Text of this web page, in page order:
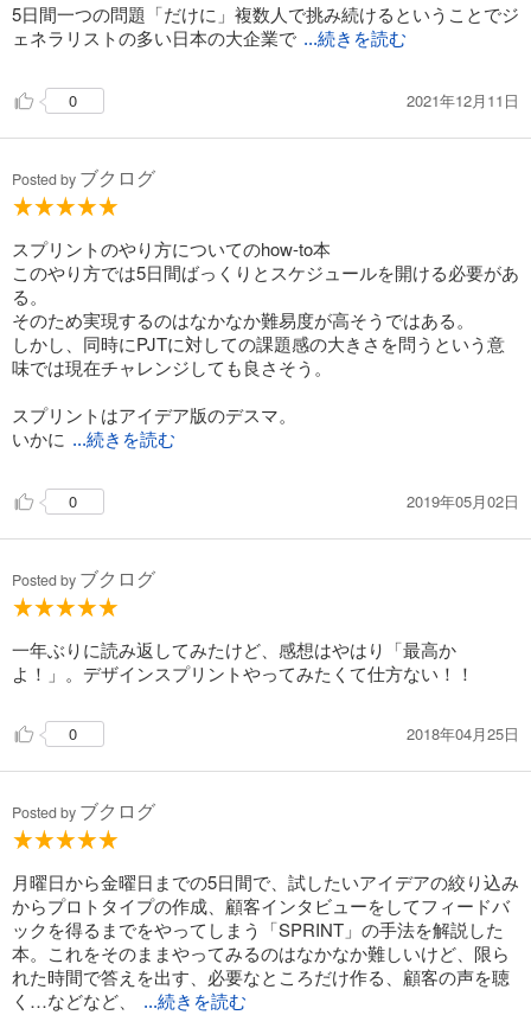
5日間一つの問題「だけに」複数人で挑み続けるということでジ
ェネラリストの多い日本の大企業で ...続きを読む
0 2021年12月11日
Posted by ブクログ
スプリントのやり方についてのhow-to本
このやり方では5日間ばっくりとスケジュールを開ける必要があ
る。
そのため実現するのはなかなか難易度が高そうではある。
しかし、同時にPJTに対しての課題感の大きさを問うという意
味では現在チャレンジしても良さそう。
スプリントはアイデア版のデスマ。
いかに ...続きを読む
0 2019年05月02日
Posted by ブクログ
一年ぶりに読み返してみたけど、感想はやはり「最高か
よ！」。デザインスプリントやってみたくて仕方ない！！
0 2018年04月25日
Posted by ブクログ
月曜日から金曜日までの5日間で、試したいアイデアの絞り込み
からプロトタイプの作成、顧客インタビューをしてフィードバ
ックを得るまでをやってしまう「SPRINT」の手法を解説した
本。これをそのままやってみるのはなかなか難しいけど、限ら
れた時間で答えを出す、必要なところだけ作る、顧客の声を聴
く…などなど、
...続きを読む